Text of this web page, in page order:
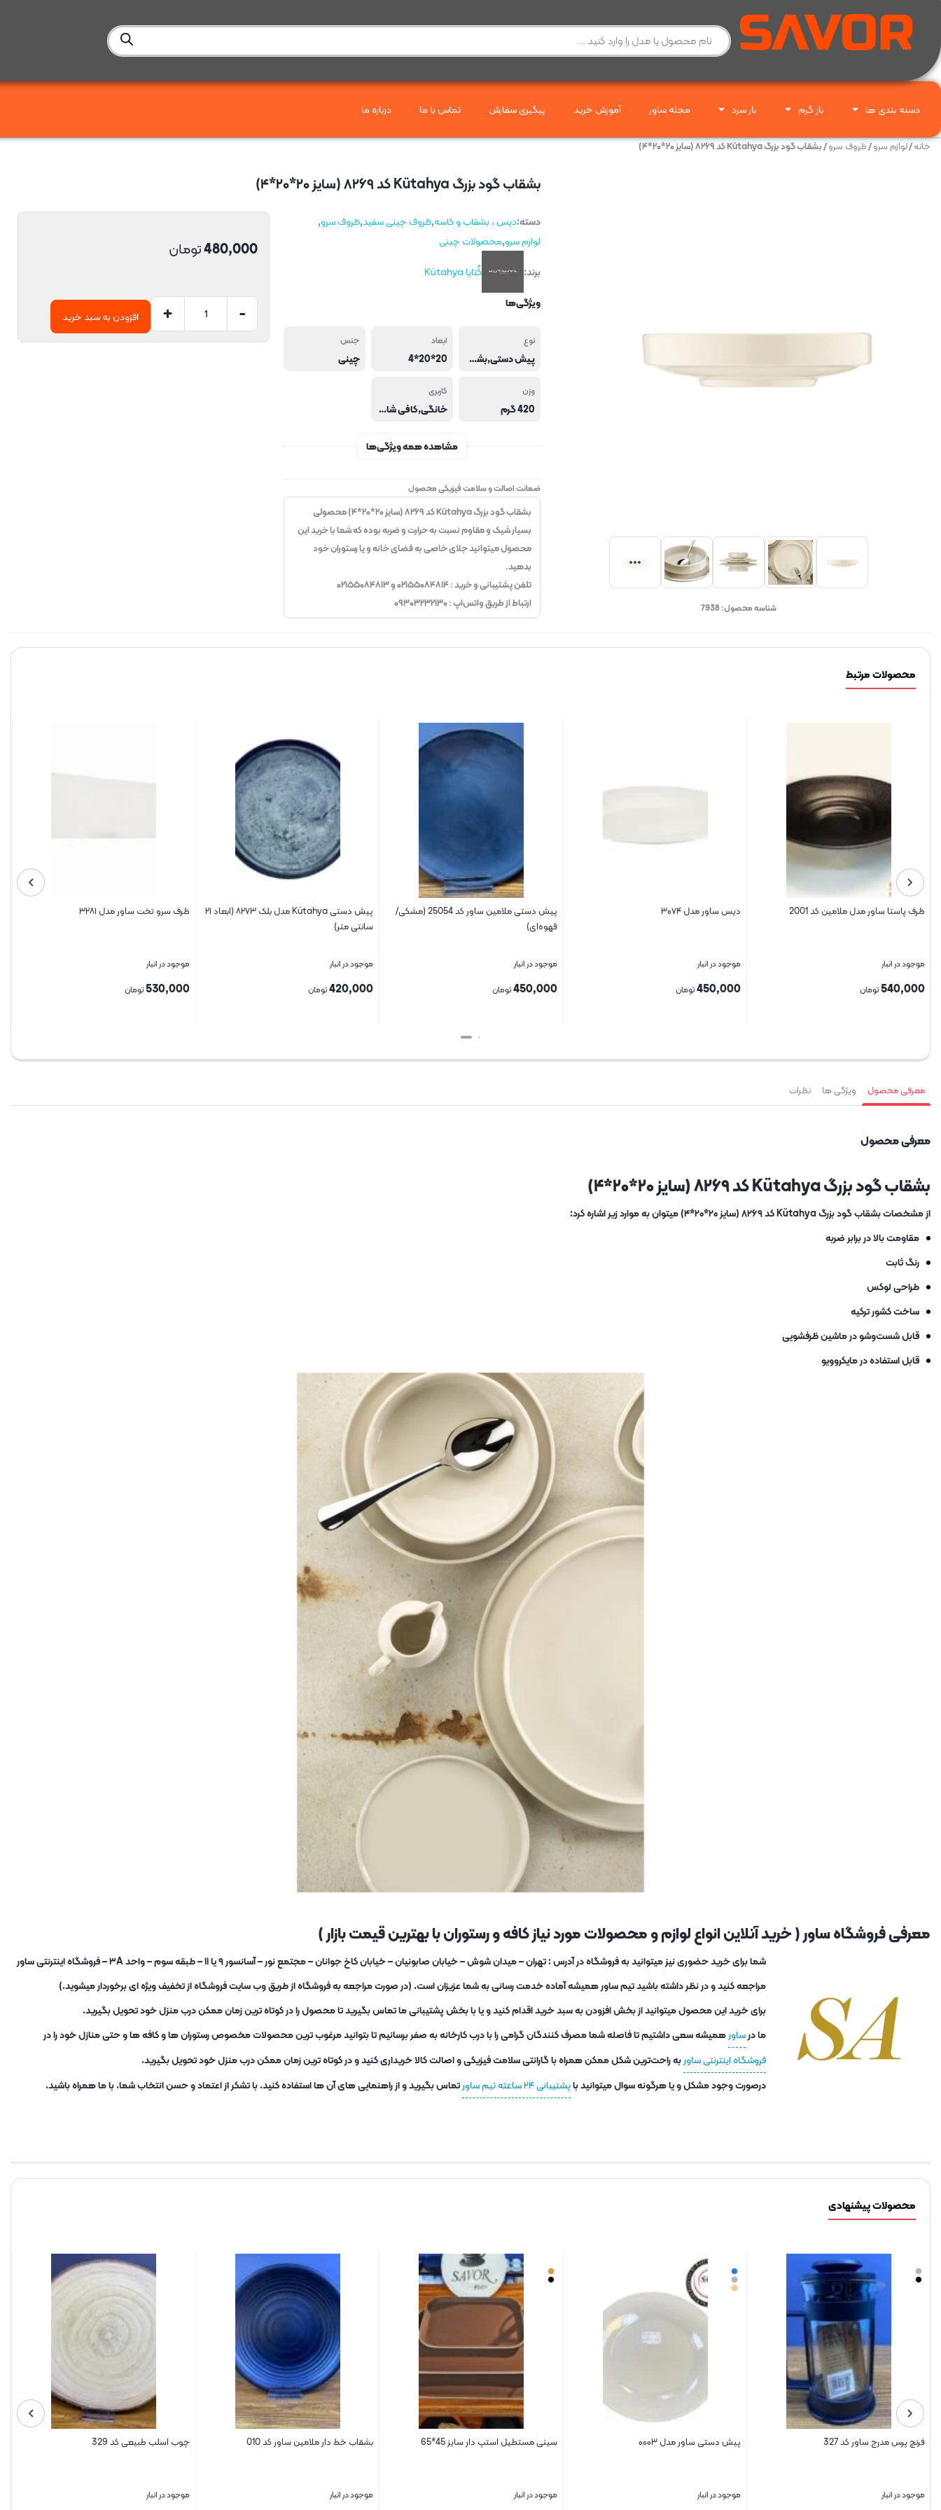
دسته بندی ها بار گرم بار سرد مجله ساور آموزش خرید پیگیری سفارش تماس با ما درباره ما
خانه/لوازم سرو/ظروف سرو/ بشقاب گود بزرگ Kütahya کد ۸۲۶۹ (سایز ۲۰*۲۰*۴)
شناسه محصول:7938
بشقاب گود بزرگ Kütahya کد ۸۲۶۹ (سایز ۲۰*۲۰*۴)
دسته:دیس ، بشقاب و کاسه,ظروف چینی سفید,ظروف سرو,
لوازم سرو,محصولات چینی
برند:
کُتایا Kütahya
ویژگی‌ها
نوع
پیش دستی,بشقاب,ظرف سرو
ابعاد
20*20*4
جنس
چینی
وزن
420 گرم
کاربری
خانگی,کافی شاپ و فست فود,هتل و رستوران
مشاهده همه ویژگی‌ها
ضمانت اصالت و سلامت فیزیکی محصول
بشقاب گود بزرگ Kütahya کد ۸۲۶۹ (سایز ۲۰*۲۰*۴) محصولی
بسیار شیک و مقاوم نسبت به حرارت و ضربه بوده که شما با خرید این
محصول میتوانید جلای خاصی به فضای خانه و یا رستوران خود
بدهید.
تلفن پشتیبانی و خرید : ۰۲۱۵۵۰۸۴۸۱۴ و ۰۲۱۵۵۰۸۴۸۱۳
ارتباط از طریق واتس‌اپ : ۰۹۳۰۳۲۳۲۱۳۰
480,000تومان
-
+ افزودن به سبد خرید
محصولات مرتبط
ظرف پاستا ساور مدل ملامین کد 2001
موجود در انبار
540,000تومان
دیس ساور مدل ۳۰۷۴
موجود در انبار
450,000تومان
پیش دستی ملامین ساور کد 25054 (مشکی/
قهوه‌ای)
موجود در انبار
450,000تومان
پیش دستی Kütahya مدل بلک ۸۲۷۳ (ابعاد ۲۱
سانتی متر)
موجود در انبار
420,000تومان
ظرف سرو تخت ساور مدل ۳۲۸۱
موجود در انبار
530,000تومان
معرفی محصول ویژگی ها نظرات
معرفی محصول
بشقاب گود بزرگ Kütahya کد ۸۲۶۹ (سایز ۲۰*۲۰*۴)
از مشخصات بشقاب گود بزرگ Kütahya کد ۸۲۶۹ (سایز ۲۰*۲۰*۴) میتوان به موارد زیر اشاره کرد:
مقاومت بالا در برابر ضربه
رنگ ثابت
طراحی لوکس
ساخت کشور ترکیه
قابل شست‌وشو در ماشین ظرفشویی
قابل استفاده در مایکروویو
معرفی فروشگاه ساور ( خرید آنلاین انواع لوازم و محصولات مورد نیاز کافه و رستوران با بهترین قیمت بازار )
شما برای خرید حضوری نیز میتوانید به فروشگاه در آدرس : تهران – میدان شوش – خیابان صابونیان – خیابان کاخ جوانان – مجتمع نور – آسانسور ۹ یا ۱۱ – طبقه سوم – واحد ۳A – فروشگاه اینترنتی ساور
مراجعه کنید و در نظر داشته باشید تیم ساور همیشه آماده خدمت رسانی به شما عزیزان است. (در صورت مراجعه به فروشگاه از طریق وب سایت فروشگاه از تخفیف ویژه ای برخوردار میشوید.)
برای خرید این محصول میتوانید از بخش افزودن به سبد خرید اقدام کنید و یا با بخش پشتیبانی ما تماس بگیرید تا محصول را در کوتاه ترین زمان ممکن درب منزل خود تحویل بگیرید.
ما درساورهمیشه سعی داشتیم تا فاصله شما مصرف کنندگان گرامی را با درب کارخانه به صفر برسانیم تا بتوانید مرغوب ترین محصولات مخصوص رستوران ها و کافه ها و حتی منازل خود را در
فروشگاه اینترنتی ساوربه راحت‌ترین شکل ممکن همراه با گارانتی سلامت فیزیکی و اصالت کالا خریداری کنید و در کوتاه ترین زمان ممکن درب منزل خود تحویل بگیرید.
درصورت وجود مشکل و یا هرگونه سوال میتوانید باپشتیبانی ۲۴ ساعته تیم ساور تماس بگیرید و از راهنمایی های آن ها استفاده کنید. با تشکر از اعتماد و حسن انتخاب شما. با ما همراه باشید.
محصولات پیشنهادی
فرنچ پرس مدرج ساور کد 327
موجود در انبار
پیش دستی ساور مدل ۰۰۰۳
موجود در انبار
سینی مستطیل استپ دار سایز 45*65
موجود در انبار
بشقاب خط دار ملامین ساور کد 010
موجود در انبار
چوب اسلب طبیعی کد 329
موجود در انبار